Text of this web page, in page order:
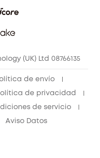
(UK) Ltd 08766135
de envío
de privacidad
de servicio
Aviso Datos